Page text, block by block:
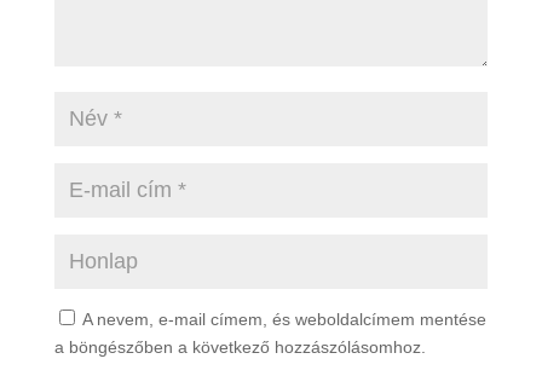
A nevem, e-mail címem, és weboldalcímem mentése
a böngészőben a következő hozzászólásomhoz.